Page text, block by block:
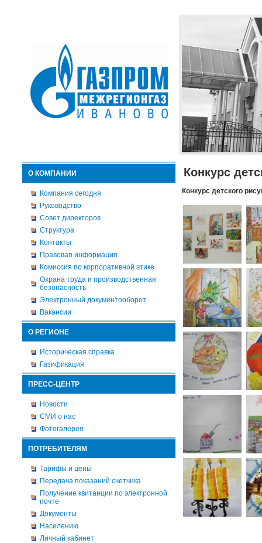
О КОМПАНИИ
Компания сегодня
Руководство
Совет директоров
Структура
Контакты
Правовая информация
Комиссия по корпоративной этике
Охрана труда и производственная
безопасность
Электронный документооборот
Вакансии
О РЕГИОНЕ
Историческая справка
Газификация
ПРЕСС-ЦЕНТР
Новости
СМИ о нас
Фотогалерея
ПОТРЕБИТЕЛЯМ
Тарифы и цены
Передача показаний счетчика
Получение квитанции по электронной
почте
Документы
Населению
Личный кабинет
Конкурс
Конкурс детского